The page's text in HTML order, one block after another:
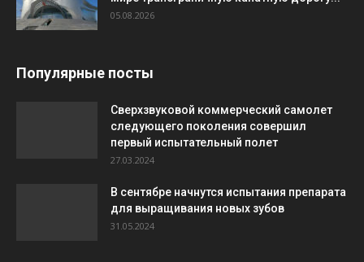
05.08.2026
Популярные посты
Сверхзвуковой коммерческий самолет
следующего поколения совершил
первый испытательный полет
27.03.2024
В сентябре начнутся испытания препарата
для выращивания новых зубов
31.05.2024